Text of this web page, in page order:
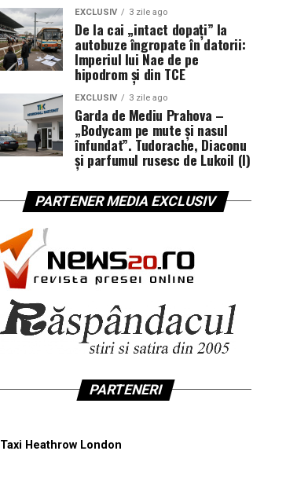
EXCLUSIV 3 zile ago
De la cai „intact dopați” la
autobuze îngropate în datorii:
Imperiul lui Nae de pe
hipodrom și din TCE
EXCLUSIV 3 zile ago
Garda de Mediu Prahova –
„Bodycam pe mute și nasul
înfundat”. Tudorache, Diaconu
și parfumul rusesc de Lukoil (I)
PARTENER MEDIA EXCLUSIV
PARTENERI
Taxi Heathrow London